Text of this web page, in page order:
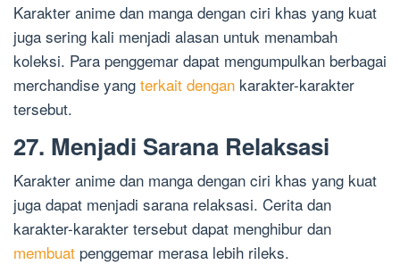
Karakter anime dan manga dengan ciri khas yang kuat
juga sering kali menjadi alasan untuk menambah
koleksi. Para penggemar dapat mengumpulkan berbagai
merchandise yang terkait dengan karakter-karakter
tersebut.
27. Menjadi Sarana Relaksasi
Karakter anime dan manga dengan ciri khas yang kuat
juga dapat menjadi sarana relaksasi. Cerita dan
karakter-karakter tersebut dapat menghibur dan
membuat penggemar merasa lebih rileks.